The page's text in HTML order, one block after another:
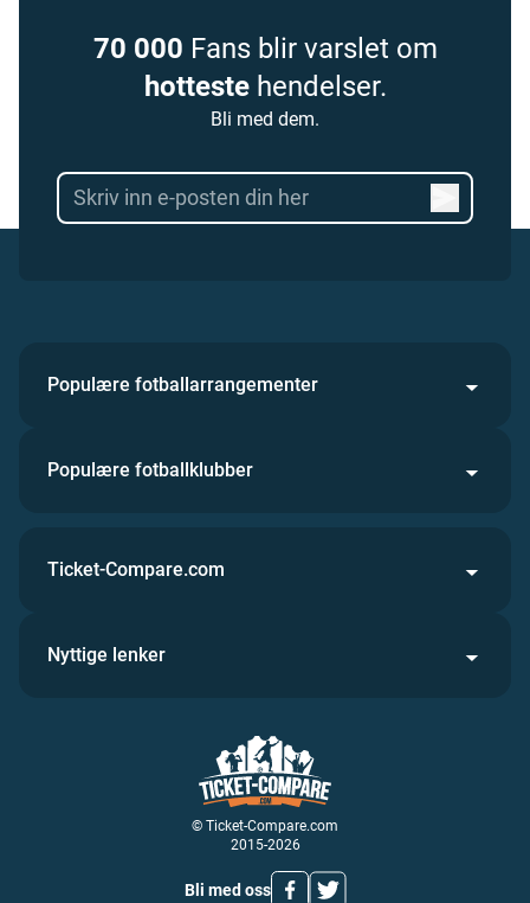
70 000 Fans blir varslet om
hottestehendelser.
Bli med dem.
Populære fotballarrangementer
Populære fotballklubber
© Ticket-Compare.com
2015-2026
Bli med oss
Ticket-Compare.com
Nyttige lenker